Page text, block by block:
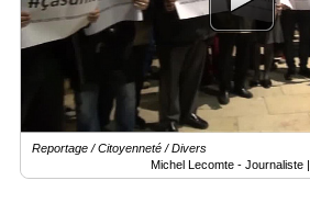
Reportage / Citoyenneté / Divers
Michel Lecomte - Journaliste |